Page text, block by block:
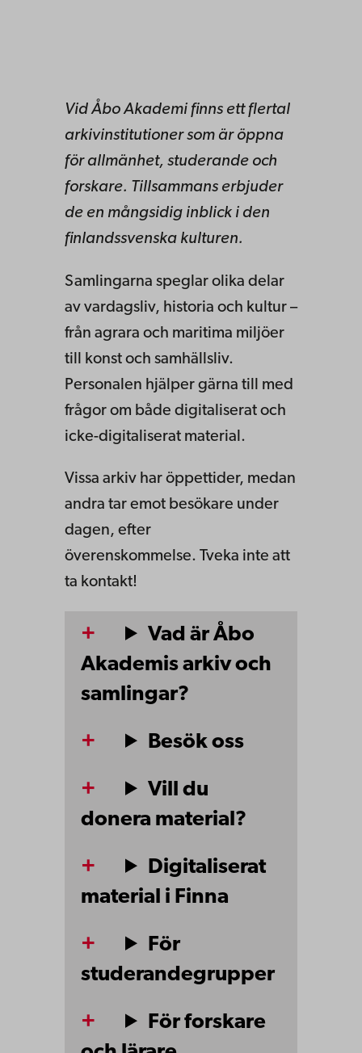
Vid Åbo Akademi finns ett flertal
arkivinstitutioner som är öppna
för allmänhet, studerande och
forskare. Tillsammans erbjuder
de en mångsidig inblick i den
finlandssvenska kulturen.
Samlingarna speglar olika delar
av vardagsliv, historia och kultur –
från agrara och maritima miljöer
till konst och samhällsliv.
Personalen hjälper gärna till med
frågor om både digitaliserat och
icke-digitaliserat material.
Vissa arkiv har öppettider, medan
andra tar emot besökare under
dagen, efter
överenskommelse. Tveka inte att
ta kontakt!
Vad är Åbo
Akademis arkiv och
samlingar?
Besök oss
Vill du
donera material?
Digitaliserat
material i Finna
För
studerandegrupper
För forskare